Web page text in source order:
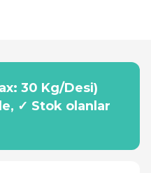
30 Kg/Desi)
✓ Stok olanlar